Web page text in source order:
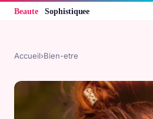
Accueil›Bien-etre